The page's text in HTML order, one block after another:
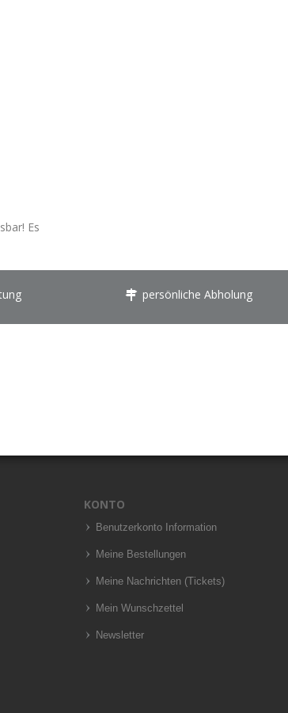
Es
persönliche Abholung
KONTO
Benutzerkonto Information
Meine Bestellungen
Meine Nachrichten (Tickets)
Mein Wunschzettel
Newsletter